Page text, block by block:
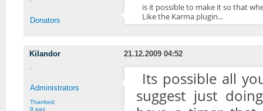
Donators
is it possible to make it so that
Like the Karma plugin...
Kilandor 21.12.2009 04:52
Administrators
Thanked:
9 раз
Its possible all
suggest just